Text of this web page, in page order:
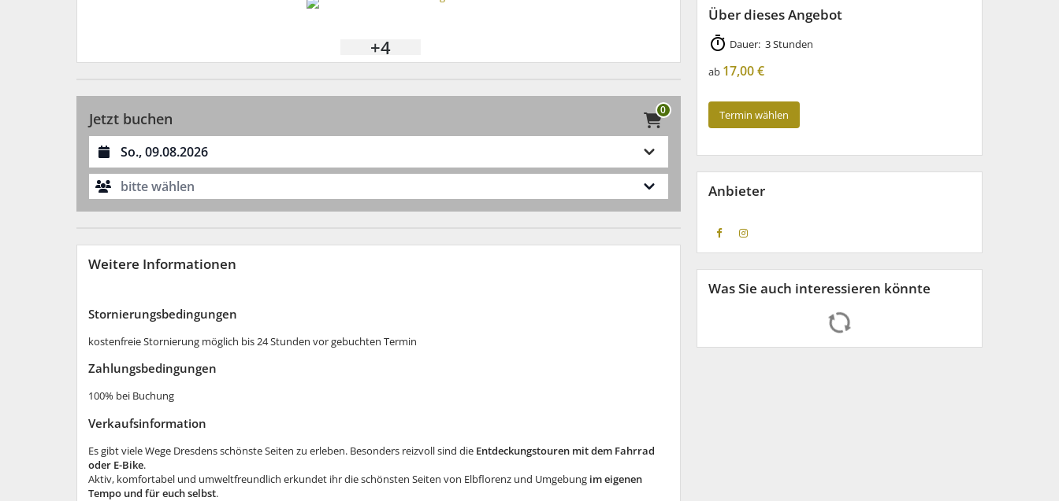
+4
Jetzt buchen 0
Datum auswählen
bitte wählen
Weitere Informationen
Stornierungs­bedingungen
kostenfreie Stornierung möglich bis 24 Stunden vor gebuchten Termin
Zahlungs­bedingungen
100% bei Buchung
Verkaufsinformation
Es gibt viele Wege Dresdens schönste Seiten zu erleben. Besonders reizvoll sind die Entdeckungstouren mit dem Fahrrad
oder E-Bike.
Aktiv, komfortabel und umweltfreundlich erkundet ihr die schönsten Seiten von Elbflorenz und Umgebung im eigenen
Tempo und für euch selbst.
Über dieses Angebot
Dauer: 3 Stunden
ab 17,00 €
Termin wählen
Anbieter
Was Sie auch interessieren könnte